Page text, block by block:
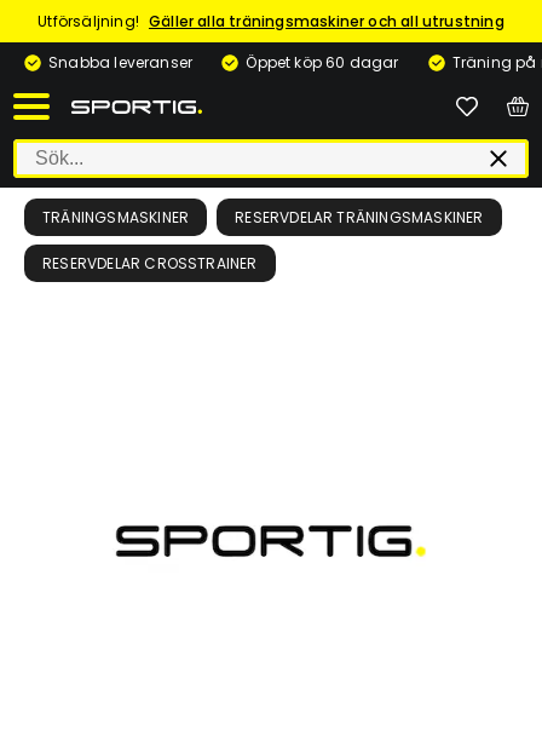
Utförsäljning! Gäller alla träningsmaskiner och all utrustning
Snabba leveranser
Öppet köp 60 dagar Träning på
TRÄNINGSMASKINER RESERVDELAR TRÄNINGSMASKINER
RESERVDELAR CROSSTRAINER